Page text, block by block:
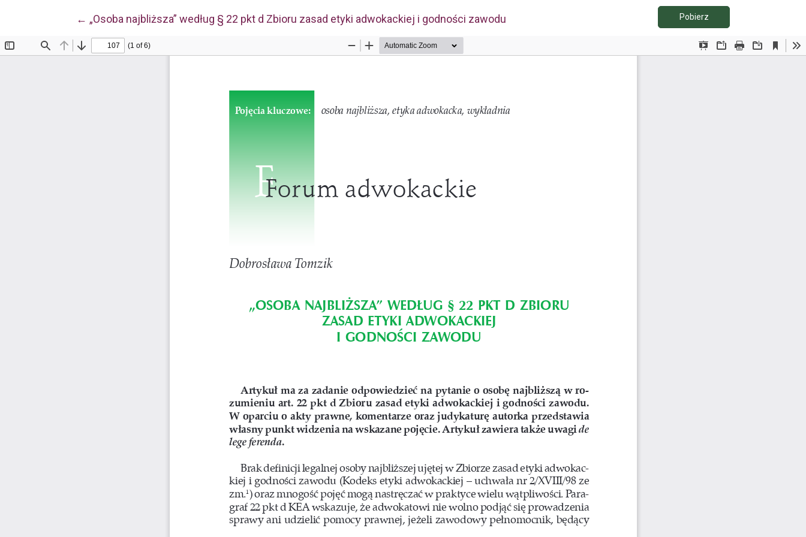
← Wróć do szczegółów artykułu
„Osoba najbliższa” według § 22 pkt d Zbioru zasad etyki adwokackiej i godności zawodu PobierzPobierz PDF